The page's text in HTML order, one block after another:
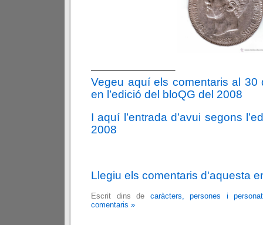
———————–
Vegeu aquí els comentaris al 30
en l’edició del bloQG del 2008
I aquí l’entrada d’avui segons
2008
Llegiu els comentaris d'aquesta
Escrit dins de caràcters, persones i
comentaris »